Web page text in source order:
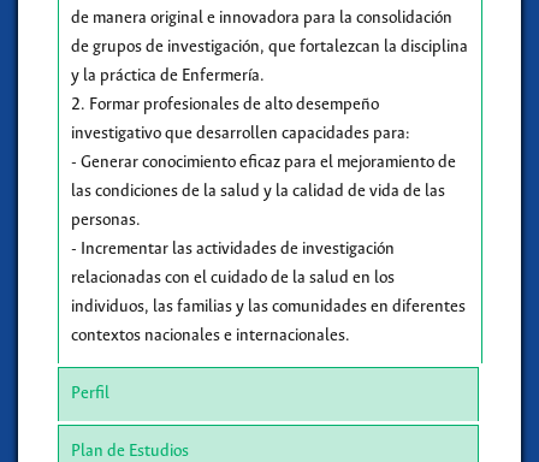
de manera original e innovadora para la consolidación
de grupos de investigación, que fortalezcan la disciplina
y la práctica de Enfermería.
2. Formar profesionales de alto desempeño
investigativo que desarrollen capacidades para:
- Generar conocimiento eficaz para el mejoramiento de
las condiciones de la salud y la calidad de vida de las
personas.
- Incrementar las actividades de investigación
relacionadas con el cuidado de la salud en los
individuos, las familias y las comunidades en diferentes
contextos nacionales e internacionales.
Perfil
Plan de Estudios